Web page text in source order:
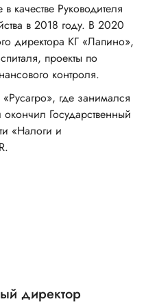
качестве Руководителя
в 2018 году. В 2020
директора КГ «Лапино»,
проекты по
контроля.
где занимался
Государственный
«Налоги и
директор